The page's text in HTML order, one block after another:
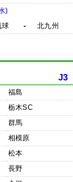
)
球
- 北九州
J3
福島
栃木SC
群馬
相模原
松本
長野